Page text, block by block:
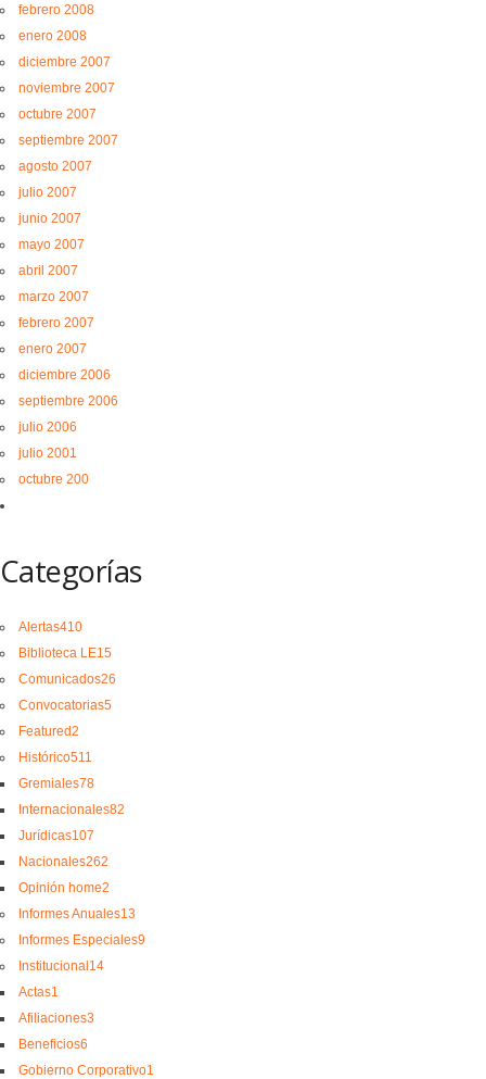
febrero 2008
enero 2008
diciembre 2007
noviembre 2007
octubre 2007
septiembre 2007
agosto 2007
julio 2007
junio 2007
mayo 2007
abril 2007
marzo 2007
febrero 2007
enero 2007
diciembre 2006
septiembre 2006
julio 2006
julio 2001
octubre 200
Categorías
Alertas410
Biblioteca LE15
Comunicados26
Convocatorias5
Featured2
Histórico511
Gremiales78
Internacionales82
Jurídicas107
Nacionales262
Opinión home2
Informes Anuales13
Informes Especiales9
Institucional 14
Actas1
Afiliaciones3
Beneficios6
Gobierno Corporativo1